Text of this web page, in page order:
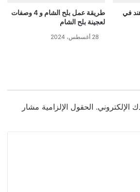
في
طريقة عمل بلح الشام و 4 وصفات
لعجينة بلح الشام
28 أغسطس، 2024
الإلكتروني. الحقول الإلزامية مشار